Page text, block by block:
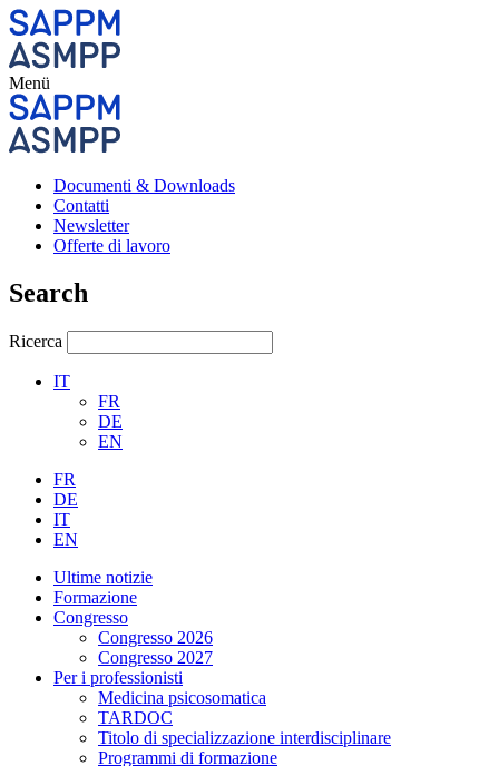
Menü
Documenti & Downloads
Contatti
Newsletter
Offerte di lavoro
Search
Ricerca
IT
FR
DE
EN
FR
DE
IT
EN
Ultime notizie
Formazione
Congresso
Congresso 2026
Congresso 2027
Per i professionisti
Medicina psicosomatica
TARDOC
Titolo di specializzazione interdisciplinare
Programmi di formazione